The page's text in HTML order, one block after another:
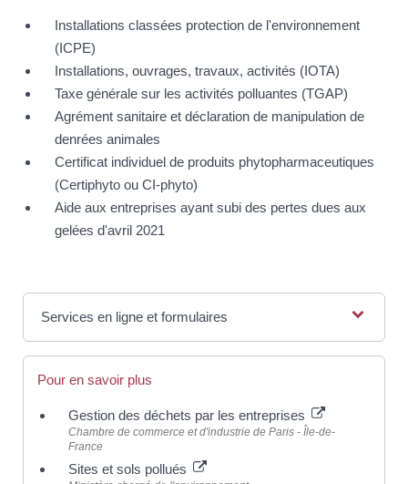
Installations classées protection de l'environnement
(ICPE)
Installations, ouvrages, travaux, activités (IOTA)
Taxe générale sur les activités polluantes (TGAP)
Agrément sanitaire et déclaration de manipulation de
denrées animales
Certificat individuel de produits phytopharmaceutiques
(Certiphyto ou CI-phyto)
Aide aux entreprises ayant subi des pertes dues aux
gelées d'avril 2021
Services en ligne et formulaires
Pour en savoir plus
Gestion des déchets par les entreprises
Chambre de commerce et d'industrie de Paris - Île-de-
France
Sites et sols pollués